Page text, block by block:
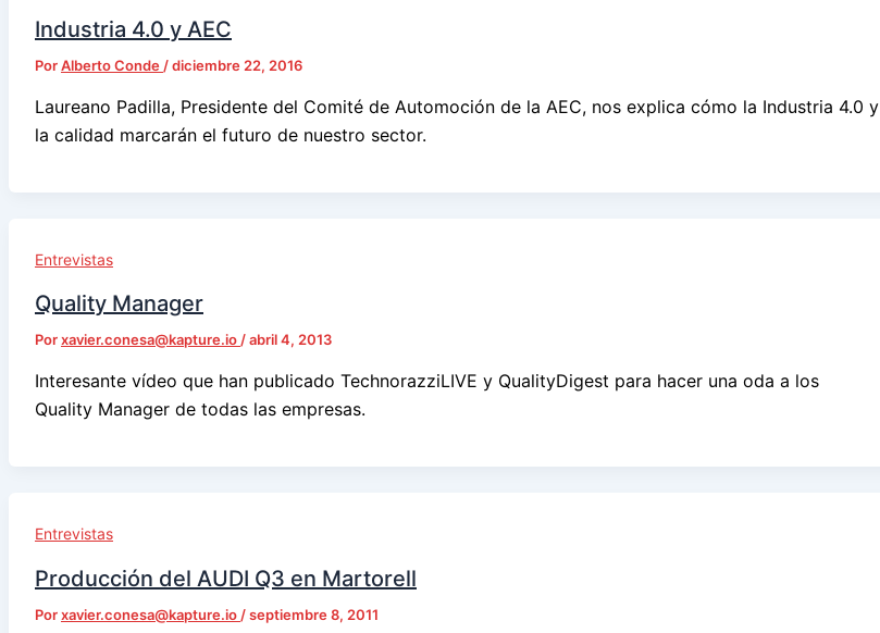
Industria 4.0 y AEC
PorAlberto Conde /diciembre 22, 2016
Laureano Padilla, Presidente del Comité de Automoción de la AEC, nos explica cómo la Industria 4.0 y
la calidad marcarán el futuro de nuestro sector.
Entrevistas
Quality Manager
Porxavier.conesa@kapture.io/abril 4, 2013
Interesante vídeo que han publicado TechnorazziLIVE y QualityDigest para hacer una oda a los
Quality Manager de todas las empresas.
Entrevistas
Producción del AUDI Q3 en Martorell
Porxavier.conesa@kapture.io /septiembre 8, 2011